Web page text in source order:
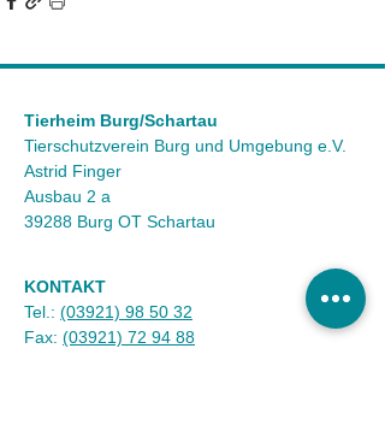
Tierheim Burg/Schartau
Tierschutzverein Burg und Umgebung e.V.
Astrid Finger
Ausbau 2 a
39288 Burg OT Schartau
KONTAKT
Tel.: (03921) 98 50 32
Fax: (03921) 72 94 88